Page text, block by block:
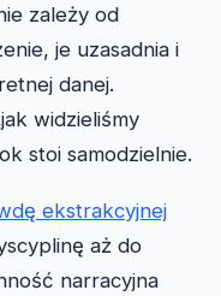
zależy od
je uzasadnia i
danej.
widzieliśmy
stoi samodzielnie.
ekstrakcyjnej
aż do
narracyjna